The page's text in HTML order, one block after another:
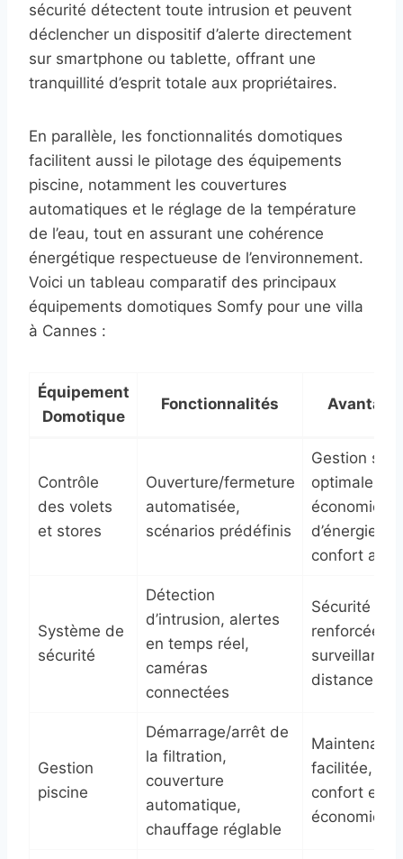
sécurité détectent toute intrusion et peuvent
déclencher un dispositif d’alerte directement
sur smartphone ou tablette, offrant une
tranquillité d’esprit totale aux propriétaires.
En parallèle, les fonctionnalités domotiques
facilitent aussi le pilotage des équipements
piscine, notamment les couvertures
automatiques et le réglage de la température
de l’eau, tout en assurant une cohérence
énergétique respectueuse de l’environnement.
Voici un tableau comparatif des principaux
équipements domotiques Somfy pour une villa
à Cannes :
Équipement
Domotique
Fonctionnalités
Contrôle
des volets
et stores
Ouverture/fermeture
automatisée,
scénarios prédéfinis
Gestion
optimale,
économie
d’énergie,
confort
Système de
sécurité
Détection
d’intrusion, alertes
en temps réel,
caméras
connectées
Sécurité
renforcée,
surveillance
distance
Gestion
piscine
Démarrage/arrêt de
la filtration,
couverture
automatique,
chauffage réglable
facilitée,
confort et
économies